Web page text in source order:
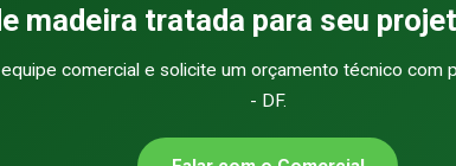
madeira tratada para seu
comercial e solicite um orçamento técnico com
- DF.